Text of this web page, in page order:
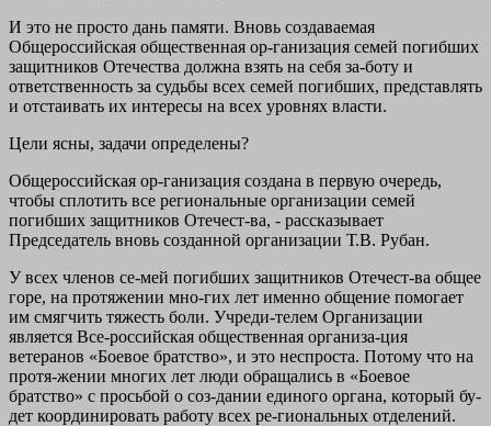
И это не просто дань памяти. Вновь создаваемая
Общероссийская общественная ор-ганизация семей погибших
защитников Отечества должна взять на себя за-боту и
ответственность за судьбы всех семей погибших, представлять
и отстаивать их интересы на всех уровнях власти.
Цели ясны, задачи определены?
Общероссийская ор-ганизация создана в первую очередь,
чтобы сплотить все региональные организации семей
погибших защитников Отечест-ва, - рассказывает
Председатель вновь созданной организации Т.В. Рубан.
У всех членов се-мей погибших защитников Отечест-ва общее
горе, на протяжении мно-гих лет именно общение помогает
им смягчить тяжесть боли. Учреди-телем Организации
является Все-российская общественная организа-ция
ветеранов «Боевое братство», и это неспроста. Потому что на
протя-жении многих лет люди обращались в «Боевое
братство» с просьбой о соз-дании единого органа, который бу-
дет координировать работу всех ре-гиональных отделений.